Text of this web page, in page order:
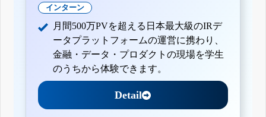
インターン
月間500万PVを超える日本最大級のIRデ
ータプラットフォームの運営に携わり、
金融・データ・プロダクトの現場を学生
のうちから体験できます。
Detail